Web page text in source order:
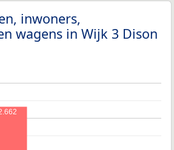
inwoners,
wagens in Wijk 3 Dison